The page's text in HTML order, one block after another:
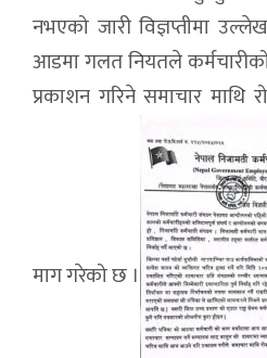
नभएको जारी विज्ञप्तीमा
आडमा गलत नियतले
प्रकाशन गरिने समाचार
माग गरेको छ ।